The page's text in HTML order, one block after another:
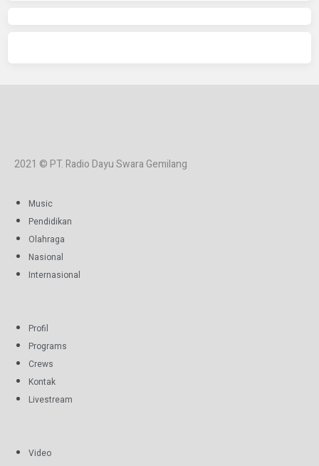
2021 © PT. Radio Dayu Swara Gemilang
Music
Pendidikan
Olahraga
Nasional
Internasional
Profil
Programs
Crews
Kontak
Livestream
Video